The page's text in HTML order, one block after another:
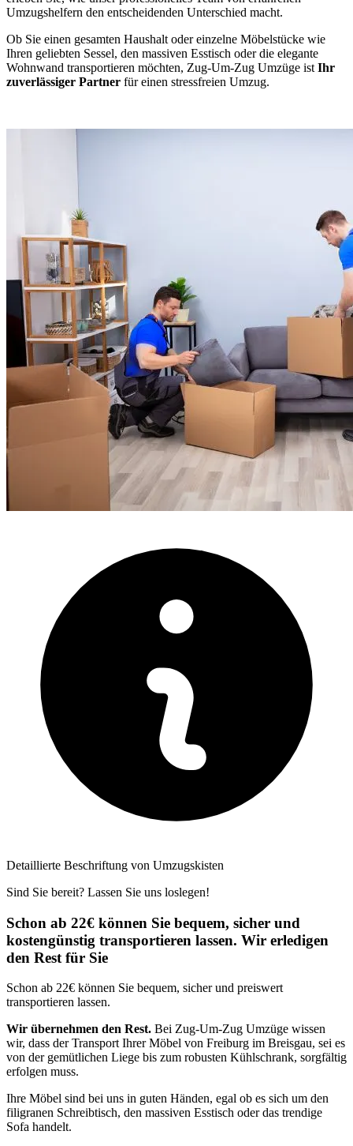
Umzugshelfern den entscheidenden Unterschied macht.
Ob Sie einen gesamten Haushalt oder einzelne Möbelstücke wie
Ihren geliebten Sessel, den massiven Esstisch oder die elegante
Wohnwand transportieren möchten, Zug-Um-Zug Umzüge ist Ihr
zuverlässiger Partner für einen stressfreien Umzug.
Detaillierte Beschriftung von Umzugskisten
Sind Sie bereit? Lassen Sie uns loslegen!
Schon ab 22€ können Sie bequem, sicher und
kostengünstig transportieren lassen. Wir erledigen
den Rest für Sie
Schon ab 22€ können Sie bequem, sicher und preiswert
transportieren lassen.
Wir übernehmen den Rest. Bei Zug-Um-Zug Umzüge wissen
wir, dass der Transport Ihrer Möbel von Freiburg im Breisgau, sei es
von der gemütlichen Liege bis zum robusten Kühlschrank, sorgfältig
erfolgen muss.
Ihre Möbel sind bei uns in guten Händen, egal ob es sich um den
filigranen Schreibtisch, den massiven Esstisch oder das trendige
Sofa handelt.